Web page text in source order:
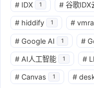
# IDX 1 # 谷歌IDX
# hiddify 1 #
# Google AI 1 #
# AI人工智能 1 #
# Canvas 1 #